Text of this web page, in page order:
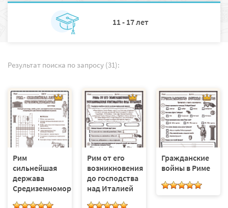
11 - 17 лет
Результат поиска по запросу (31):
Рим
сильнейшая
держава
Средиземноморья
Рим от его
возникновения
до господства
над Италией
Гражданские
войны в Риме